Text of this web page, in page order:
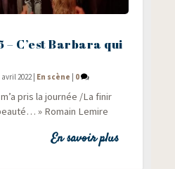
– C’est Barbara qui
avril 2022 | En scène | 0
pris la jour­née /​La finir
» Romain Lemire
En savoir plus